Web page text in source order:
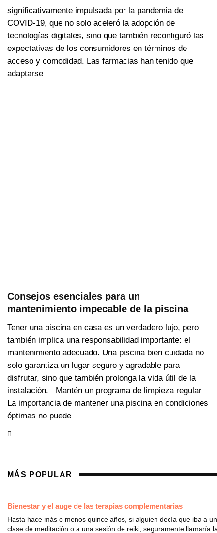
significativamente impulsada por la pandemia de
COVID-19, que no solo aceleró la adopción de
tecnologías digitales, sino que también reconfiguró las
expectativas de los consumidores en términos de
acceso y comodidad. Las farmacias han tenido que
adaptarse
Consejos esenciales para un
mantenimiento impecable de la piscina
Tener una piscina en casa es un verdadero lujo, pero
también implica una responsabilidad importante: el
mantenimiento adecuado. Una piscina bien cuidada no
solo garantiza un lugar seguro y agradable para
disfrutar, sino que también prolonga la vida útil de la
instalación. Mantén un programa de limpieza regular
La importancia de mantener una piscina en condiciones
óptimas no puede
MÁS POPULAR
Bienestar y el auge de las terapias complementarias
Hasta hace más o menos quince años, si alguien decía que iba a
clase de meditación o a una sesión de reiki, seguramente llamaría